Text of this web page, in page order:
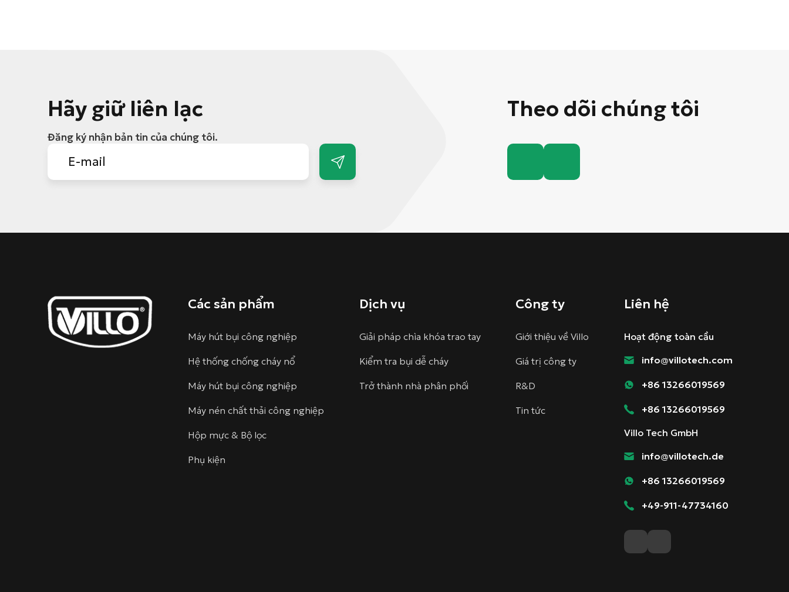
Hãy giữ liên lạc
Đăng ký nhận bản tin của chúng tôi.
Theo dõi chúng tôi
Các sản phẩm
Máy hút bụi công nghiệp
Hệ thống chống cháy nổ
Máy hút bụi công nghiệp
Máy nén chất thải công nghiệp
Hộp mực & Bộ lọc
Phụ kiện
Dịch vụ
Giải pháp chìa khóa trao tay
Kiểm tra bụi dễ cháy
Trở thành nhà phân phối
Công ty
Giới thiệu về Villo
Giá trị công ty
R&D
Tin tức
Liên hệ
Hoạt động toàn cầu
info@villotech.com
+86 13266019569
+86 13266019569
Villo Tech GmbH
info@villotech.de
+86 13266019569
+49-911-47734160